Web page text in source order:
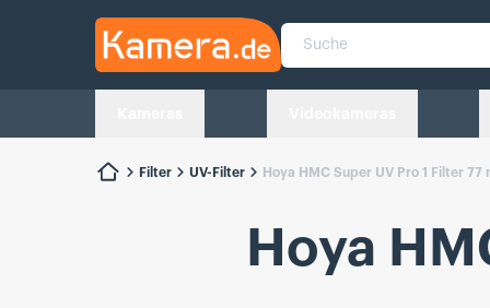
Kamera.de Suche
Filter UV-Filter Hoya HMC Super UV Pro 1 Filter 77
Hoya